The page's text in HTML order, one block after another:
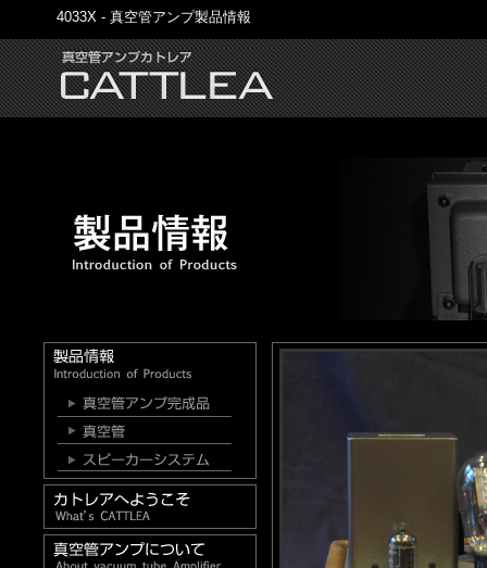
4033X - 真空管アンプ製品情報